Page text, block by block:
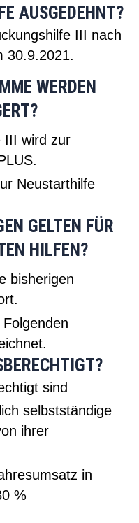
AUSGEDEHNT?
III nach
30.9.2021.
WERDEN
III wird zur
Neustarthilfe
GELTEN FÜR
HILFEN?
bisherigen
sind
selbstständige
ihrer
in
%